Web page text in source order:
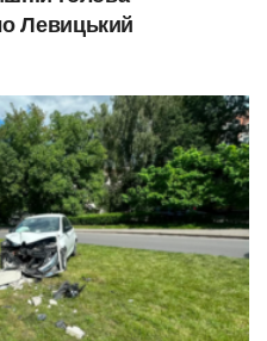
Левицький